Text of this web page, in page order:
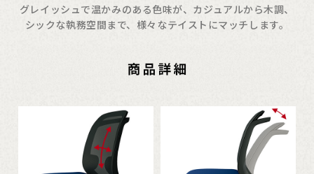
グレイッシュで温かみのある色味が、カジュアルから木調、
シックな執務空間まで、様々なテイストにマッチします。